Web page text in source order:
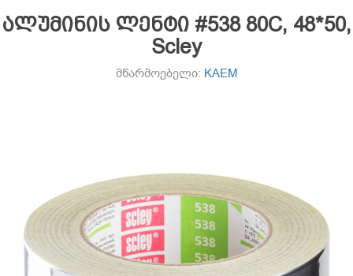
ალუმინის ლენტი #538 80C, 48*50,
Scley
მწარმოებელი: KAEM